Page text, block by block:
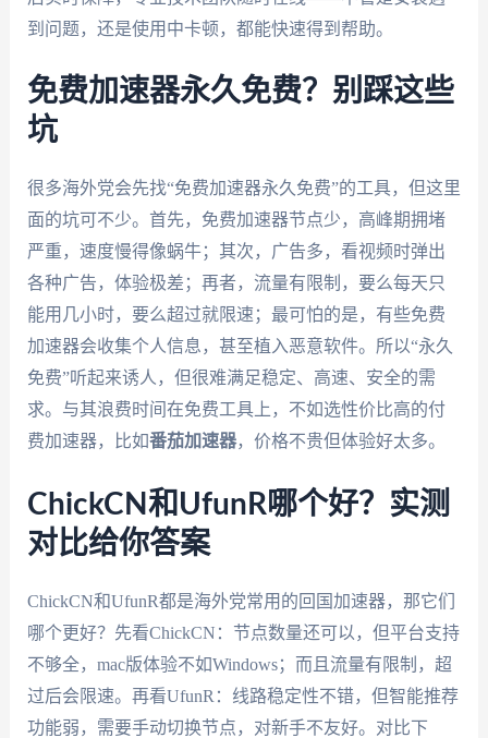
到问题，还是使用中卡顿，都能快速得到帮助。
免费加速器永久免费？别踩这些
坑
很多海外党会先找“免费加速器永久免费”的工具，但这里
面的坑可不少。首先，免费加速器节点少，高峰期拥堵
严重，速度慢得像蜗牛；其次，广告多，看视频时弹出
各种广告，体验极差；再者，流量有限制，要么每天只
能用几小时，要么超过就限速；最可怕的是，有些免费
加速器会收集个人信息，甚至植入恶意软件。所以“永久
免费”听起来诱人，但很难满足稳定、高速、安全的需
求。与其浪费时间在免费工具上，不如选性价比高的付
费加速器，比如番茄加速器，价格不贵但体验好太多。
ChickCN和UfunR哪个好？实测
对比给你答案
ChickCN和UfunR都是海外党常用的回国加速器，那它们
哪个更好？先看ChickCN：节点数量还可以，但平台支持
不够全，mac版体验不如Windows；而且流量有限制，超
过后会限速。再看UfunR：线路稳定性不错，但智能推荐
功能弱，需要手动切换节点，对新手不友好。对比下